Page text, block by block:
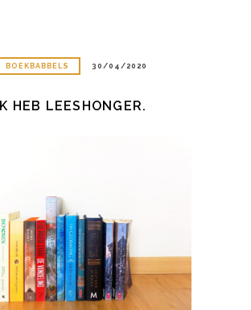
BOEKBABBELS 30/04/2020
IK HEB LEESHONGER.